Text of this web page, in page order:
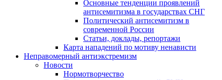
Основные тенденции проявлений
антисемитизма в государствах СНГ
Политический антисемитизм в
современной России
Статьи, доклады, репортажи
Карта нападений по мотиву ненависти
Неправомерный антиэкстремизм
Новости
Нормотворчество